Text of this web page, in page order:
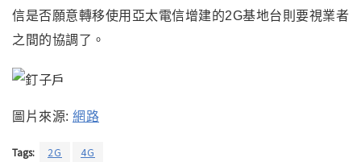
信是否願意轉移使用亞太電信增建的2G基地台則要視業者
之間的協調了。
圖片來源: 網路
Tags: 2G 4G